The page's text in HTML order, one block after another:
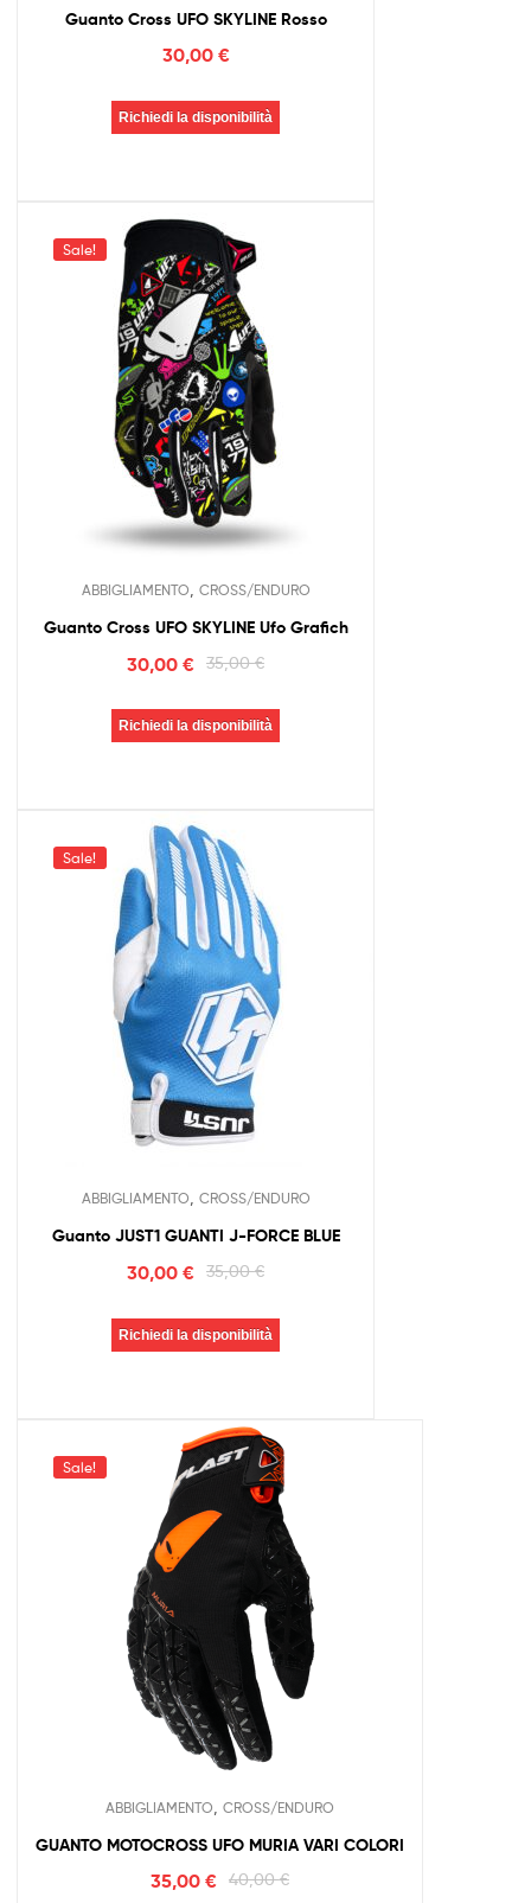
Guanto Cross UFO SKYLINE Rosso
30,00 €
Richiedi la disponibilità
Sale!
ABBIGLIAMENTO CROSS/ENDURO
Guanto Cross UFO SKYLINE Ufo Grafich
35,00€
30,00€
Richiedi la disponibilità
Sale!
ABBIGLIAMENTO, CROSS/ENDURO
Guanto JUST1 GUANTI J-FORCE BLUE
35,00€
30,00€
Richiedi la disponibilità
Sale!
ABBIGLIAMENTO CROSS/ENDURO
GUANTO MOTOCROSS UFO MURIA VARI COLORI
40,00€
35,00€